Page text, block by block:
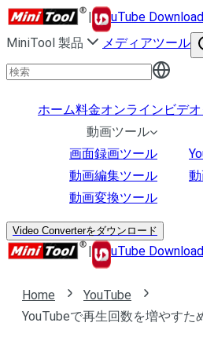
|
uTube
MiniTool 製品
メディアツール
ホーム料金オンラインビデ
動画ツール
画面録画ツール
動画編集ツール
動画変換ツール
Video Converterをダウンロード
| uTube
Home
YouTube
YouTubeで再生回数を増やすた